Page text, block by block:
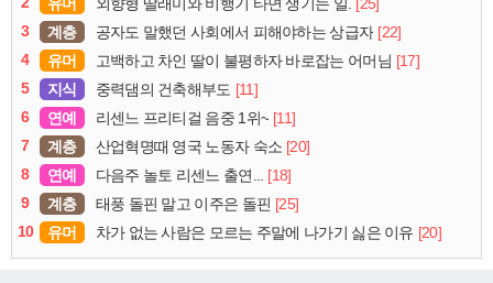
유머 외향형 딸래미와 비행기 타면 생기는 일. [25]
3
계층 공자도 말했던 사회에서 피해야하는 상급자 [22]
4
유머 고백하고 차인 딸이 불평하자 바로잡는 어머님 [17]
5
지식 중력댐의 건축해부도 [11]
6
연예 리센느 프리티걸 음중 1위~ [11]
7
계층 산업혁명때 영국 노동자 숙소 [20]
8
연예 다음주 놀토 리센느 출연... [18]
9
계층 태풍 돌핀 말고 이주은 돌핀 [25]
10
유머 차가 없는 사람은 모르는 주말에 나가기 싫은 이유 [20]